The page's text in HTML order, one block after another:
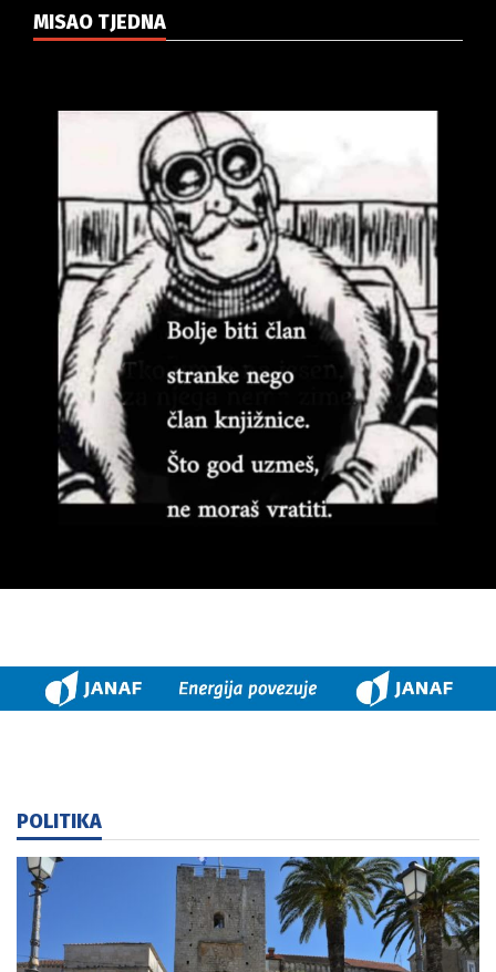
MISAO TJEDNA
POLITIKA